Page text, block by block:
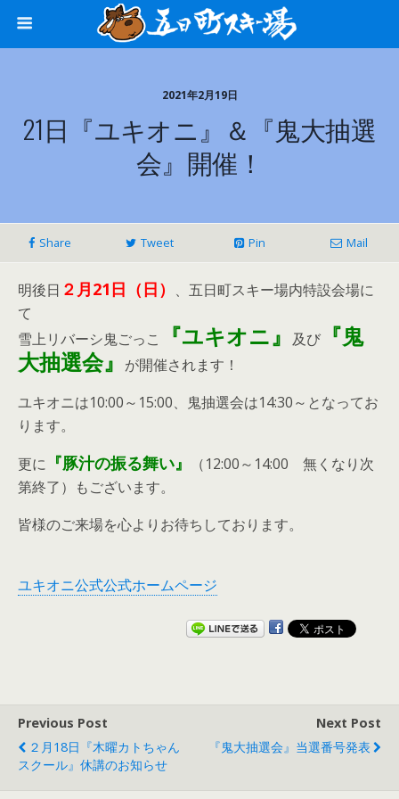
2021年2月19日
21日『ユキオニ』＆『鬼大抽選
会』開催！
Share Tweet Pin Mail
明後日 ２月21日（日） 、五日町スキー場内特設会場に
て
雪上リバーシ鬼ごっこ
『ユキオニ』 及び
『鬼
大抽選会』
が開催されます！
ユキオニは10:00～15:00、鬼抽選会は14:30～となってお
ります。
更に 『豚汁の振る舞い』
（12:00～14:00 無くなり次
第終了）もございます。
皆様のご来場を心よりお待ちしております。
ユキオニ公式公式ホームページ
Previous Post
２月18日『木曜カトちゃん
スクール』休講のお知らせ
Next Post
『鬼大抽選会』当選番号発表